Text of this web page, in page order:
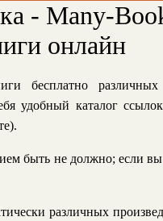
- Many-
онлайн
бесплатно
удобный каталог
быть не должно; если вы
различных